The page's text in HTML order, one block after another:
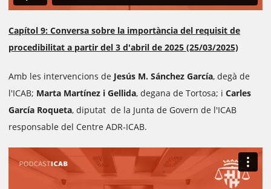
Capítol 9: Conversa sobre la importància del requisit de
procedibilitat a partir del 3 d'abril de 2025 (25/03/2025)
Amb les intervencions de Jesús M. Sánchez García, degà de
l'ICAB; Marta Martínez i Gellida, degana de Tortosa; i Carles
García Roqueta, diputat de la Junta de Govern de l'ICAB
responsable del Centre ADR-ICAB.